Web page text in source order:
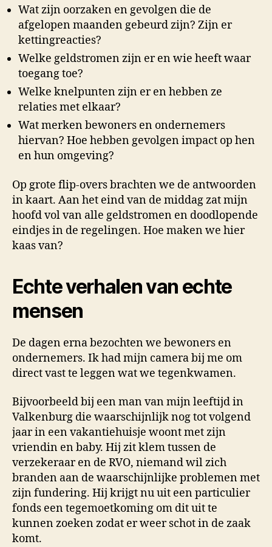
Wat zijn oorzaken en gevolgen die de
afgelopen maanden gebeurd zijn? Zijn er
kettingreacties?
Welke geldstromen zijn er en wie heeft waar
toegang toe?
Welke knelpunten zijn er en hebben ze
relaties met elkaar?
Wat merken bewoners en ondernemers
hiervan? Hoe hebben gevolgen impact op hen
en hun omgeving?
Op grote flip-overs brachten we de antwoorden
in kaart. Aan het eind van de middag zat mijn
hoofd vol van alle geldstromen en doodlopende
eindjes in de regelingen. Hoe maken we hier
kaas van?
Echte verhalen van echte
mensen
De dagen erna bezochten we bewoners en
ondernemers. Ik had mijn camera bij me om
direct vast te leggen wat we tegenkwamen.
Bijvoorbeeld bij een man van mijn leeftijd in
Valkenburg die waarschijnlijk nog tot volgend
jaar in een vakantiehuisje woont met zijn
vriendin en baby. Hij zit klem tussen de
verzekeraar en de RVO, niemand wil zich
branden aan de waarschijnlijke problemen met
zijn fundering. Hij krijgt nu uit een particulier
fonds een tegemoetkoming om dit uit te
kunnen zoeken zodat er weer schot in de zaak
komt.